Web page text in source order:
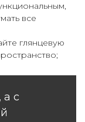
все
глянцевую
а с